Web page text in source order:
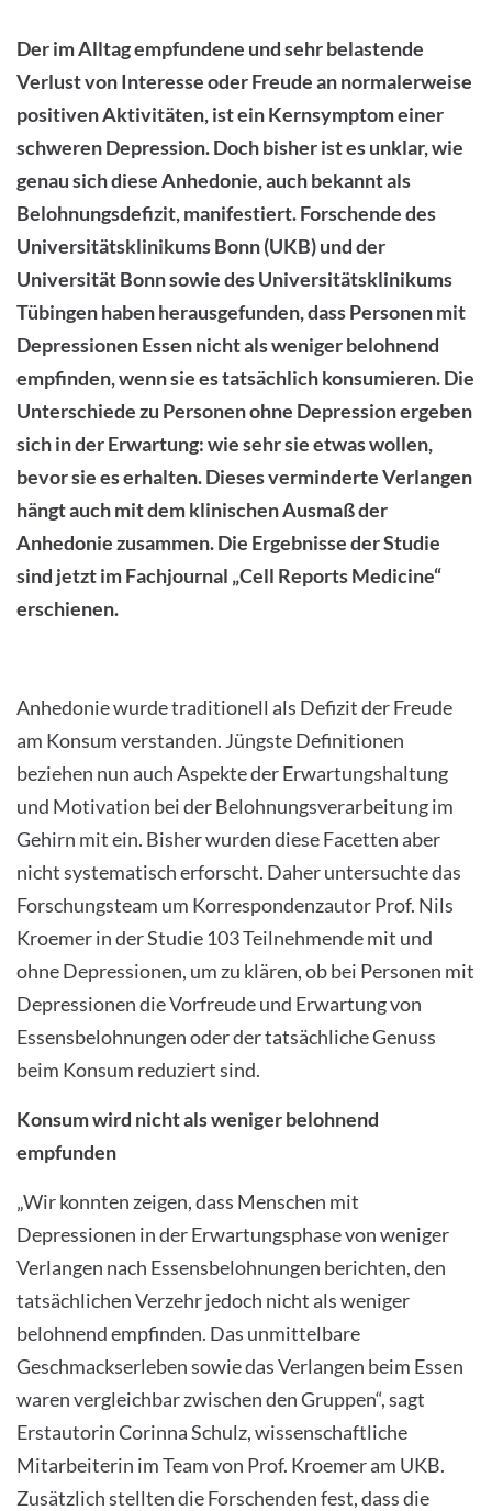
Der im Alltag empfundene und sehr belastende
Verlust von Interesse oder Freude an normalerweise
positiven Aktivitäten, ist ein Kernsymptom einer
schweren Depression. Doch bisher ist es unklar, wie
genau sich diese Anhedonie, auch bekannt als
Belohnungsdefizit, manifestiert. Forschende des
Universitätsklinikums Bonn (UKB) und der
Universität Bonn sowie des Universitätsklinikums
Tübingen haben herausgefunden, dass Personen mit
Depressionen Essen nicht als weniger belohnend
empfinden, wenn sie es tatsächlich konsumieren. Die
Unterschiede zu Personen ohne Depression ergeben
sich in der Erwartung: wie sehr sie etwas wollen,
bevor sie es erhalten. Dieses verminderte Verlangen
hängt auch mit dem klinischen Ausmaß der
Anhedonie zusammen. Die Ergebnisse der Studie
sind jetzt im Fachjournal „Cell Reports Medicine“
erschienen.
Anhedonie wurde traditionell als Defizit der Freude
am Konsum verstanden. Jüngste Definitionen
beziehen nun auch Aspekte der Erwartungshaltung
und Motivation bei der Belohnungsverarbeitung im
Gehirn mit ein. Bisher wurden diese Facetten aber
nicht systematisch erforscht. Daher untersuchte das
Forschungsteam um Korrespondenzautor Prof. Nils
Kroemer in der Studie 103 Teilnehmende mit und
ohne Depressionen, um zu klären, ob bei Personen mit
Depressionen die Vorfreude und Erwartung von
Essensbelohnungen oder der tatsächliche Genuss
beim Konsum reduziert sind.
Konsum wird nicht als weniger belohnend
empfunden
„Wir konnten zeigen, dass Menschen mit
Depressionen in der Erwartungsphase von weniger
Verlangen nach Essensbelohnungen berichten, den
tatsächlichen Verzehr jedoch nicht als weniger
belohnend empfinden. Das unmittelbare
Geschmackserleben sowie das Verlangen beim Essen
waren vergleichbar zwischen den Gruppen“, sagt
Erstautorin Corinna Schulz, wissenschaftliche
Mitarbeiterin im Team von Prof. Kroemer am UKB.
Zusätzlich stellten die Forschenden fest, dass die